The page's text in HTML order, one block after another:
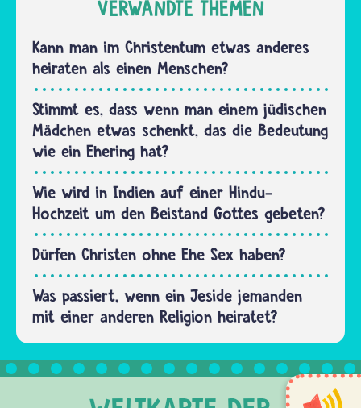
vor der
nicht…
nur sehr
wenige
Rituale
und es
sollen
sich auch
keine
neuen
Rituale…
VERWANDTE THEMEN
Kann man im Christentum etwas anderes
heiraten als einen Menschen?
Stimmt es, dass wenn man einem jüdischen
Mädchen etwas schenkt, das die Bedeutung
wie ein Ehering hat?
Wie wird in Indien auf einer Hindu-
Hochzeit um den Beistand Gottes gebeten?
Dürfen Christen ohne Ehe Sex haben?
Was passiert, wenn ein Jeside jemanden
mit einer anderen Religion heiratet?